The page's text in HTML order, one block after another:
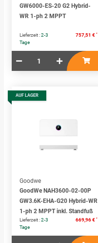
GW6000-ES-20 G2 Hybrid-
WR 1-ph 2 MPPT
Lieferzeit :2-3
Tage
757,51 € *
AUF LAGER
Goodwe
GoodWe NAH3600-02-00P
GW3.6K-EHA-G20 Hybrid-WR
1-ph 2 MPPT inkl. Standfuß
Lieferzeit :2-3
Tage
669,96 € *